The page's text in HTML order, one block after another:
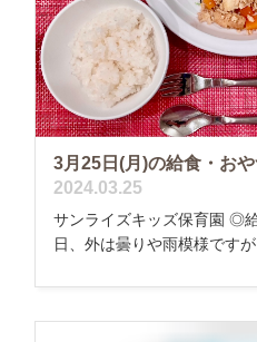
3月25日(月)の給食・お
2024.03.25
サンライズキッズ保育園 ◎
日、外は曇りや雨模様です